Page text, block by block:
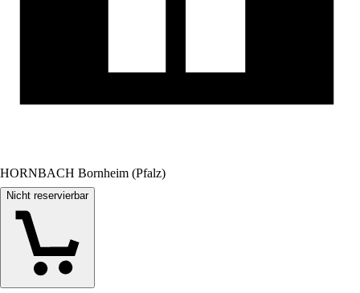
HORNBACH Bornheim (Pfalz)
Nicht reservierbar